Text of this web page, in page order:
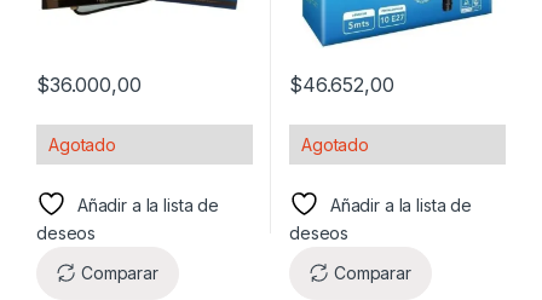
$36.000,00
Agotado
Añadir a la lista de
deseos
Comparar
$46.652,00
Agotado
Añadir a la lista de
deseos
Comparar